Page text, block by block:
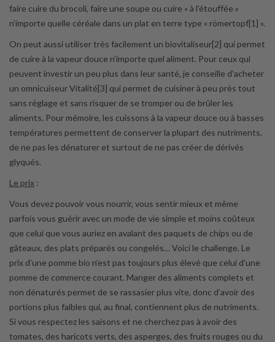
faire cuire du brocoli, faire une soupe ou cuire « à l’étouffée »
n’importe quelle céréale dans un plat en terre type « römertopf[1] ».
On peut aussi utiliser très facilement un biovitaliseur[2] qui permet
de cuire à la vapeur douce n’importe quel aliment. Pour ceux qui
peuvent investir un peu plus dans leur santé, je conseille d’acheter
un omnicuiseur Vitalité[3] qui permet de cuisiner à peu près tout
sans réglage et sans risquer de se tromper ou de brûler les
aliments. Pour mémoire, les cuissons à la vapeur douce ou à basses
températures permettent de conserver la plupart des nutriments,
de ne pas les dénaturer et surtout de ne pas créer de dérivés
glyqués.
Le prix :
Vous devez pouvoir vous nourrir, vous sentir mieux et même
parfois vous guérir avec un mode de vie simple et moins coûteux
que celui que vous auriez en avalant des paquets de chips ou de
gâteaux, des plats préparés ou congelés… Voici le challenge. Le
prix d’une pomme bio n’est pas toujours plus élevé que celui d’une
pomme de commerce courant. Manger des aliments complets et
non dénaturés permet de se rassasier plus vite, donc d’avoir des
portions plus faibles qui, au final, contiennent plus de nutriments.
Si vous respectez les saisons et ne cherchez pas à avoir des
tomates, des haricots verts, des asperges, des fruits rouges ou du